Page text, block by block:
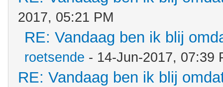
2017, 05:21 PM
RE: Vandaag ben ik blij
roetsende - 14-Jun-2017, 07:39
RE: Vandaag ben ik blij